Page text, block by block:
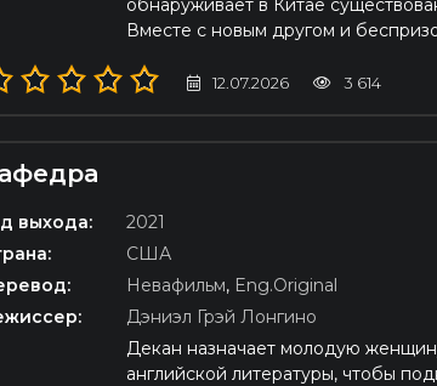
обнаруживает в Китае
Вместе с новым другом и
12.07.2026 3 614
выхода:
2021
США
Невафильм, Eng.Original
Дэниэл Грэй Лонгино
Декан назначает молодую
английской литературы, чтобы